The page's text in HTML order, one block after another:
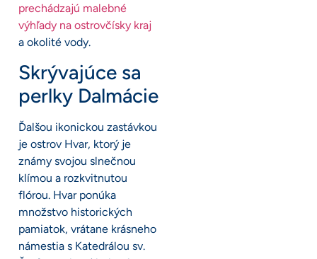
prechádzajú malebné
výhľady na ostrovčísky kraj
a okolité vody.
Skrývajúce sa
perlky Dalmácie
Ďalšou ikonickou zastávkou
je ostrov Hvar, ktorý je
známy svojou slnečnou
klímou a rozkvitnutou
flórou. Hvar ponúka
množstvo historických
pamiatok, vrátane krásneho
námestia s Katedrálou sv.